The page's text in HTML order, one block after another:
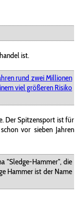
ist.
rund zwei Millionen
viel größeren Risiko
Der Spitzensport ist für
vor sieben Jahren
"Sledge-Hammer", die
Hammer ist der Name